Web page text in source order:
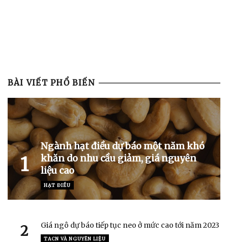
BÀI VIẾT PHỔ BIẾN
1
Ngành hạt điều dự báo một năm khó
khăn do nhu cầu giảm, giá nguyên
liệu cao
HẠT ĐIỀU
2 Giá ngô dự báo tiếp tục neo ở mức cao tới năm 2023
TACN VÀ NGUYÊN LIỆU